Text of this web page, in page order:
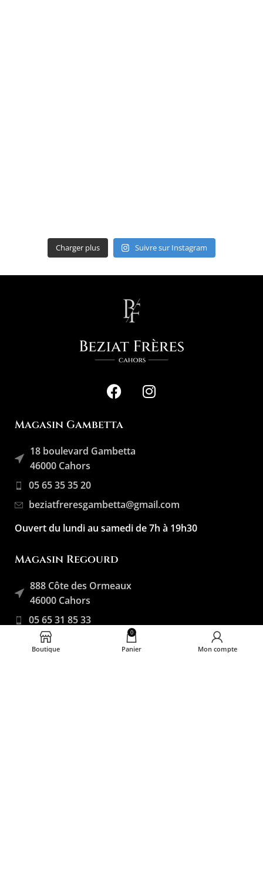
Charger plus Suivre sur Instagram
Magasin Gambetta
18 boulevard Gambetta
46000 Cahors
05 65 35 35 20
beziatfreresgambetta@gmail.com
Ouvert du lundi au samedi de 7h à 19h30
Magasin Regourd
888 Côte des Ormeaux
46000 Cahors
05 65 31 85 33
beziatfreresregourd@gmail.com
Boutique
0
Panier Mon compte